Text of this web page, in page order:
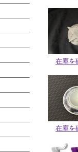
在庫を
在庫を